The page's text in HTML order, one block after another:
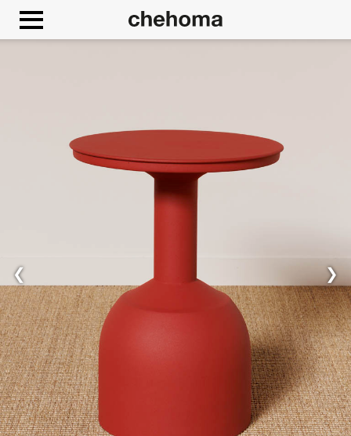
❮ ❯
Google Maps est désactivé.
Panneau de gestion des cookies